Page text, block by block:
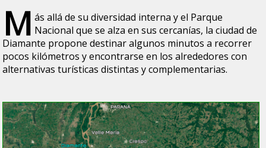
M ás allá de su diversidad interna y el Parque
Nacional que se alza en sus cercanías, la ciudad de
Diamante propone destinar algunos minutos a recorrer
pocos kilómetros y encontrarse en los alrededores con
alternativas turísticas distintas y complementarias.